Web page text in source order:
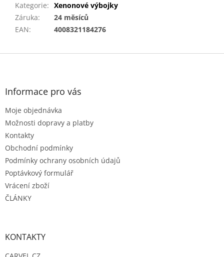
Kategorie: Xenonové výbojky
Záruka:
24 měsíců
EAN: 4008321184276
Z
Informace pro vás
Moje objednávka
Možnosti dopravy a platby
Kontakty
Obchodní podmínky
Podmínky ochrany osobních údajů
Poptávkový formulář
Vrácení zboží
ČLÁNKY
KONTAKTY